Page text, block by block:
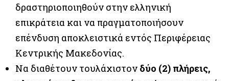
δραστηριοποιηθούν στην ελληνική
επικράτεια και να πραγματοποιήσουν
επένδυση αποκλειστικά εντός Περιφέρειας
Κεντρικής Μακεδονίας.
Να διαθέτουν τουλάχιστον δύο (2) πλήρεις,